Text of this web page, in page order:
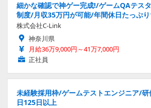
細かな確認で神ゲー完成!/ゲームQAテス
制度/月収35万円が可能/年間休日たっぷ
株式会社C-Link
神奈川県
月給36万9,000円～41万7,000円
正社員
未経験採用枠/ゲームテストエンジニア/
日125日以上